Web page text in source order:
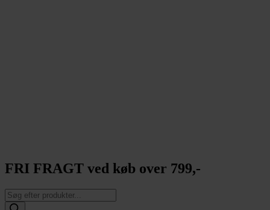
FRI FRAGT ved køb over 799,-
Products
search